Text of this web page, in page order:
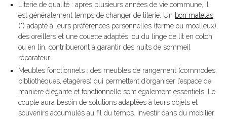
Literie de qualité : après plusieurs années de vie commune, il
est généralement temps de changer de literie. Un bon matelas
(*) adapté à leurs préférences personnelles (ferme ou moelleux),
des oreillers et une couette adaptés, ou du linge de lit en coton
ou en lin, contribueront à garantir des nuits de sommeil
réparateur.
Meubles fonctionnels : des meubles de rangement (commodes,
bibliothèques, étagères) qui permettent d’organiser l’espace de
manière élégante et fonctionnelle sont également essentiels. Le
couple aura besoin de solutions adaptées à leurs objets et
souvenirs accumulés au fil du temps. Investir dans du mobilier